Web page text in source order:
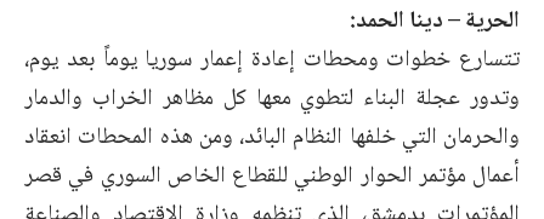
الحرية – دينا الحمد:
تتسارع خطوات ومحطات إعادة إعمار سوريا يوماً بعد يوم،
وتدور عجلة البناء لتطوي معها كل مظاهر الخراب والدمار
والحرمان التي خلفها النظام البائد، ومن هذه المحطات انعقاد
أعمال مؤتمر الحوار الوطني للقطاع الخاص السوري في قصر